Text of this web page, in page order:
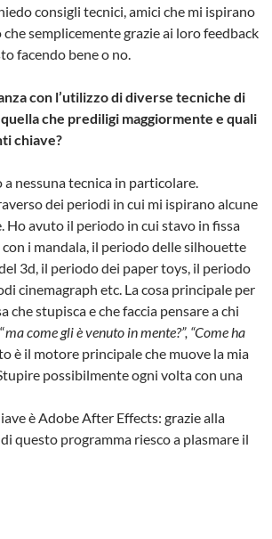
consigli tecnici, amici che mi ispirano
semplicemente grazie ai loro feedback
facendo bene o no.
con l’utilizzo di diverse tecniche di
quella che prediligi maggiormente e quali
chiave?
nessuna tecnica in particolare.
dei periodi in cui mi ispirano alcune
Ho avuto il periodo in cui stavo in fissa
i mandala, il periodo delle silhouette
3d, il periodo dei paper toys, il periodo
cinemagraph etc. La cosa principale per
che stupisca e che faccia pensare a chi
ma come gli è venuto in mente?”, “Come ha
è il motore principale che muove la mia
possibilmente ogni volta con una
è Adobe After Effects: grazie alla
questo programma riesco a plasmare il